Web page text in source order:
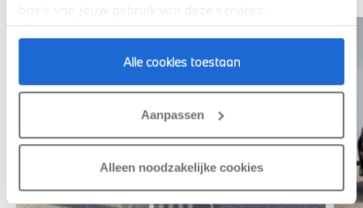
basis van jouw gebruik van deze services.
Alle cookies toestaan
Aanpassen
Alleen noodzakelijke cookies